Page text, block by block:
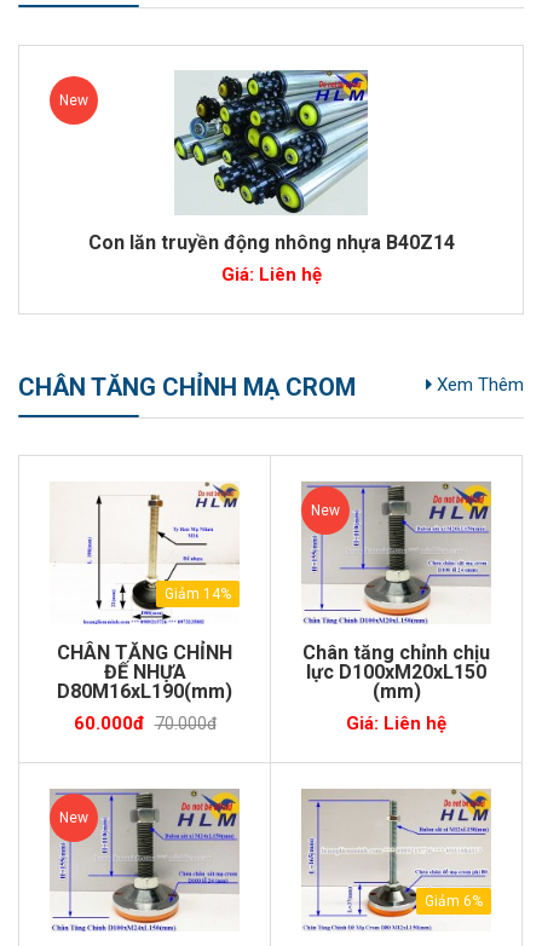
nhông nhựa B40Z14
New
Con lăn truyền
CHÂN TĂNG CHỈNH MẠ CROM Xem Thêm
Giảm 14%
CHÂN TĂNG CHỈNH
ĐẾ NHỰA
D80M16xL190(mm)
60.000đ 70.000đ
New
Chân tăng chỉnh chịu
lực D100xM20xL150
(mm)
Giá: Liên hệ
New
Giảm 6%